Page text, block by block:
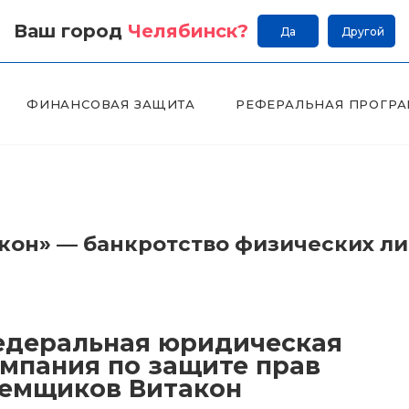
Ваш город Челябинск? Да Другой
ФИНАНСОВАЯ ЗАЩИТА РЕФЕРАЛЬНАЯ
— банкротство физических
юридическая
по защите прав
Витакон